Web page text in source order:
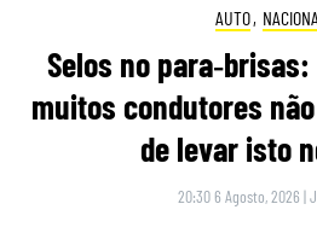
AUTO,
Selos no
muitos condutores
de levar isto
20:30 6 Agosto, 2026 |